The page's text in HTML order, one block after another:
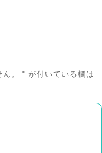
。
* が付いている欄は